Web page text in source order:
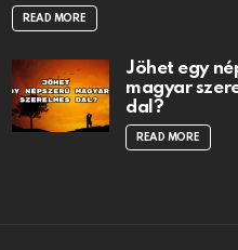
READ MORE
Jöhet egy
magyar
dal?
READ MORE